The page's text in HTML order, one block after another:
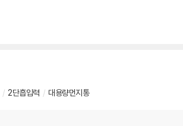
/ 2단흡입력 / 대용량먼지통